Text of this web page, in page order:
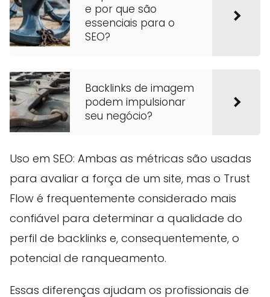
e por que são
essenciais para o
SEO?
Backlinks de imagem
podem impulsionar
seu negócio?
Uso em SEO: Ambas as métricas são usadas
para avaliar a força de um site, mas o Trust
Flow é frequentemente considerado mais
confiável para determinar a qualidade do
perfil de backlinks e, consequentemente, o
potencial de ranqueamento.
Essas diferenças ajudam os profissionais de